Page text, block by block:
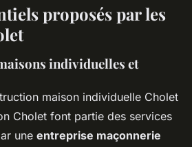
proposés par les
individuelles et
maison individuelle Cholet
Cholet font partie des services
une entreprise maçonnerie